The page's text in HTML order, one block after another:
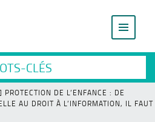
DE L’ENFANCE : DE
AU DROIT À L’INFORMATION, IL FAUT